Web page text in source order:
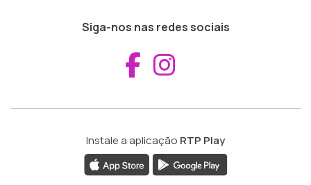
Siga-nos nas redes sociais
Aceder ao
Instale a aplicação RTP Play